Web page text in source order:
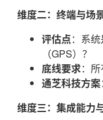
维度二：终端与场
评估点：系
（GPS）？
底线要求：
通芝科技方案
维度三：集成能力